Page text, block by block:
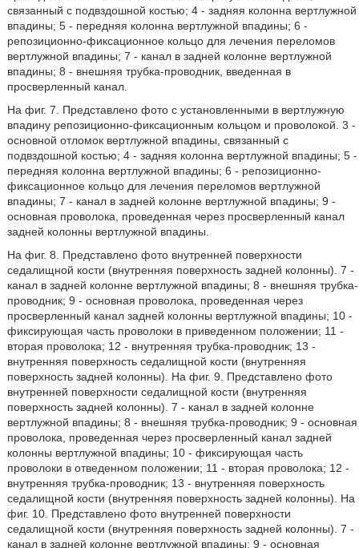
связанный с подвздошной костью; 4 - задняя колонна вертлужной
впадины; 5 - передняя колонна вертлужной впадины; 6 -
репозиционно-фиксационное кольцо для лечения переломов
вертлужной впадины; 7 - канал в задней колонне вертлужной
впадины; 8 - внешняя трубка-проводник, введенная в
просверленный канал.
На фиг. 7. Представлено фото с установленными в вертлужную
впадину репозиционно-фиксационным кольцом и проволокой. 3 -
основной отломок вертлужной впадины, связанный с
подвздошной костью; 4 - задняя колонна вертлужной впадины; 5 -
передняя колонна вертлужной впадины; 6 - репозиционно-
фиксационное кольцо для лечения переломов вертлужной
впадины; 7 - канал в задней колонне вертлужной впадины; 9 -
основная проволока, проведенная через просверленный канал
задней колонны вертлужной впадины.
На фиг. 8. Представлено фото внутренней поверхности
седалищной кости (внутренняя поверхность задней колонны). 7 -
канал в задней колонне вертлужной впадины; 8 - внешняя трубка-
проводник; 9 - основная проволока, проведенная через
просверленный канал задней колонны вертлужной впадины; 10 -
фиксирующая часть проволоки в приведенном положении; 11 -
вторая проволока; 12 - внутренняя трубка-проводник; 13 -
внутренняя поверхность седалищной кости (внутренняя
поверхность задней колонны). На фиг. 9. Представлено фото
внутренней поверхности седалищной кости (внутренняя
поверхность задней колонны). 7 - канал в задней колонне
вертлужной впадины; 8 - внешняя трубка-проводник; 9 - основная
проволока, проведенная через просверленный канал задней
колонны вертлужной впадины; 10 - фиксирующая часть
проволоки в отведенном положении; 11 - вторая проволока; 12 -
внутренняя трубка-проводник; 13 - внутренняя поверхность
седалищной кости (внутренняя поверхность задней колонны). На
фиг. 10. Представлено фото внутренней поверхности
седалищной кости (внутренняя поверхность задней колонны). 7 -
канал в задней колонне вертлужной впадины; 9 - основная